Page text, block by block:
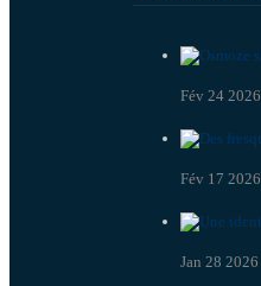
Fév 24 2026
Fév 17 2026
Jan 28 2026